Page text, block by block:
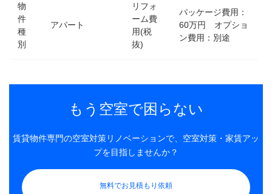
物
件
種
別
アパート
リフォ
ーム費
用(税
抜)
パッケージ費用：
60万円 オプショ
ン費用：別途
もう空室で困らない
賃貸物件専門の空室対策リノベーションで、空室対策・家賃アッ
プを目指しませんか？
無料でお見積もり依頼